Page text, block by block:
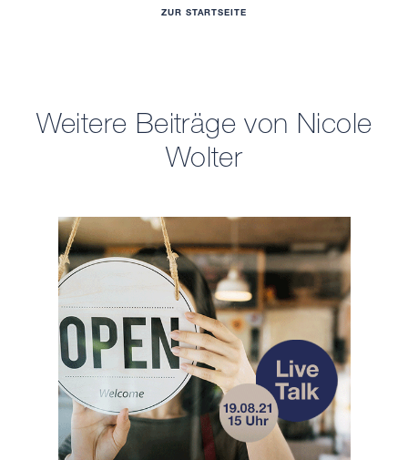
ZUR STARTSEITE
Weitere Beiträge von Nicole
Wolter